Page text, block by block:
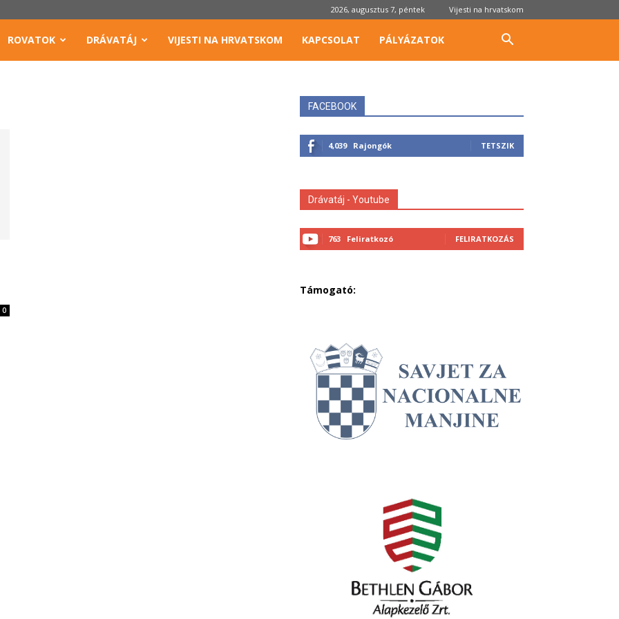
2026, augusztus 7, péntek Vijesti na hrvatskom
ROVATOK DRÁVATÁJ VIJESTI NA HRVATSKOM KAPCSOLAT PÁLYÁZATOK
0
FACEBOOK
4,039 Rajongók TETSZIK
Drávatáj - Youtube
763 Feliratkozó FELIRATKOZÁS
Támogató: